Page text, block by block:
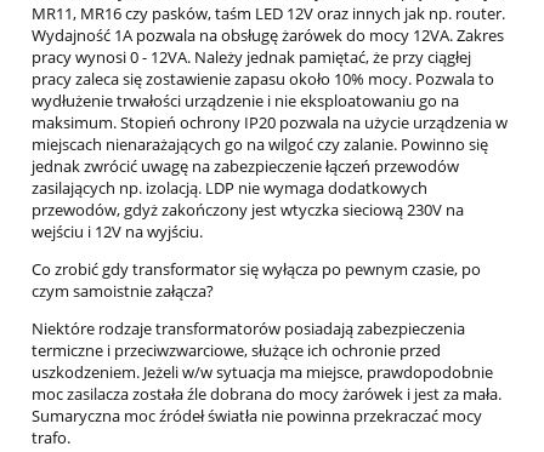
MR11, MR16 czy pasków, taśm LED 12V oraz innych jak np. router.
Wydajność 1A pozwala na obsługę żarówek do mocy 12VA. Zakres
pracy wynosi 0 - 12VA. Należy jednak pamiętać, że przy ciągłej
pracy zaleca się zostawienie zapasu około 10% mocy. Pozwala to
wydłużenie trwałości urządzenie i nie eksploatowaniu go na
maksimum. Stopień ochrony IP20 pozwala na użycie urządzenia w
miejscach nienarażających go na wilgoć czy zalanie. Powinno się
jednak zwrócić uwagę na zabezpieczenie łączeń przewodów
zasilających np. izolacją. LDP nie wymaga dodatkowych
przewodów, gdyż zakończony jest wtyczka sieciową 230V na
wejściu i 12V na wyjściu.
Co zrobić gdy transformator się wyłącza po pewnym czasie, po
czym samoistnie załącza?
Niektóre rodzaje transformatorów posiadają zabezpieczenia
termiczne i przeciwzwarciowe, służące ich ochronie przed
uszkodzeniem. Jeżeli w/w sytuacja ma miejsce, prawdopodobnie
moc zasilacza została źle dobrana do mocy żarówek i jest za mała.
Sumaryczna moc źródeł światła nie powinna przekraczać mocy
trafo.